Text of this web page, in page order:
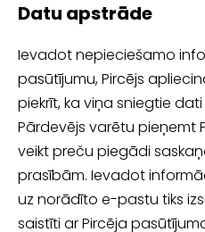
Datu apstrāde
Ievadot nepieciešamo
pasūtījumu, Pircējs
piekrīt, ka viņa sniegtie
Pārdevējs varētu pieņemt
veikt preču piegādi
prasībām. Ievadot
uz norādīto e-pastu tiks
saistīti ar Pircēja